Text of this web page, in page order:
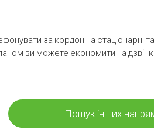
за кордон на стаціонарні
ви можете економити на
Пошук інших